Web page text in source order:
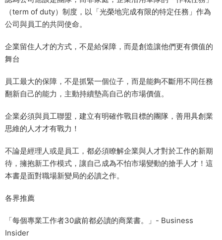
（term of duty）制度，以「光榮地完成有限的特定任務」作為
公司與員工的共同使命。
企業留住人才的方式，不是給保障，而是創造讓他們更有價值的
舞台
員工最大的保障，不是抓緊一個位子，而是能夠不斷用不同任務
翻新自己的能力，主動持續墊高自己的市場價值。
企業必須與員工聯盟，建立有明確作戰目標的團隊，善用具創業
思維的人才才有戰力！
不論是經理人或是員工，都必須瞭解企業與人才對於工作的新期
待，擁抱新工作模式，讓自己成為不怕市場變動的搶手人才！這
本書是面對職場新變局的必讀之作。
各界推薦
「每個專業工作者30歲前都必讀的商業書。」- Business
Insider